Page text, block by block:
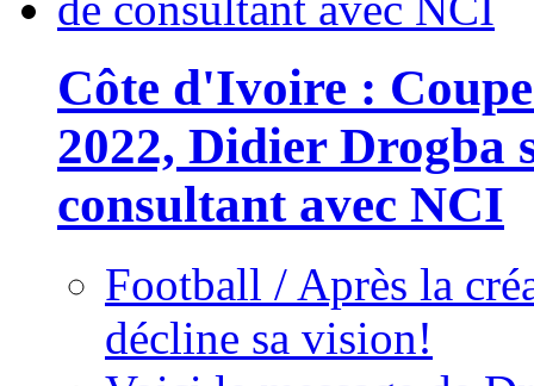
Côte d'Ivoire :
2022, Didier Drogba
consultant avec NCI
Football / Après la
décline sa vision!